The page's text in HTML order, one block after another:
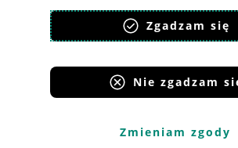
Zgadzam się
Nie zgadzam
Zmieniam zgody
Korzystanie z serwisu oznacza akceptację